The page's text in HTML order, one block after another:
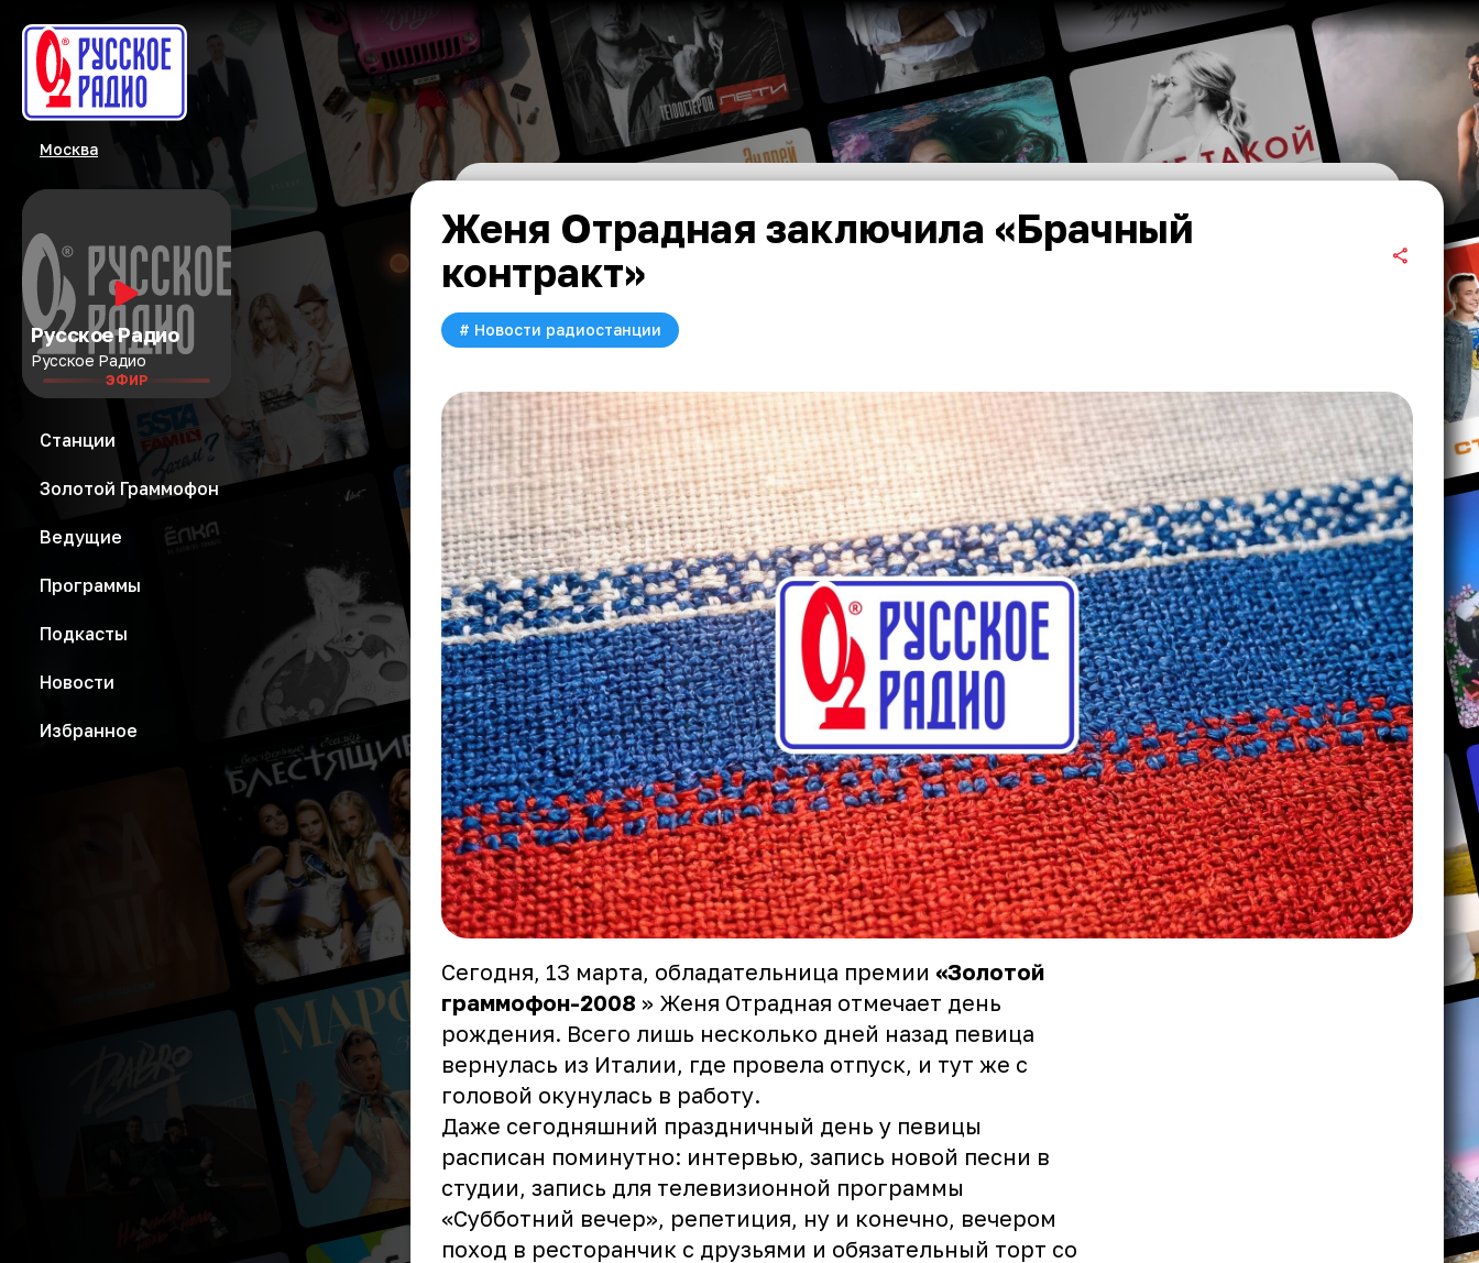
Москва
Русское Радио
Русское Радио
ЭФИР
Станции
Золотой Граммофон
Ведущие
Программы
Подкасты
Новости
Избранное
Женя Отрадная заключила «Брачный
контракт»
# Новости радиостанции
Сегодня, 13 марта, обладательница премии «Золотой
граммофон-2008 » Женя Отрадная отмечает день
рождения. Всего лишь несколько дней назад певица
вернулась из Италии, где провела отпуск, и тут же с
головой окунулась в работу.
Даже сегодняшний праздничный день у певицы
расписан поминутно: интервью, запись новой песни в
студии, запись для телевизионной программы
«Субботний вечер», репетиция, ну и конечно, вечером
поход в ресторанчик с друзьями и обязательный торт со